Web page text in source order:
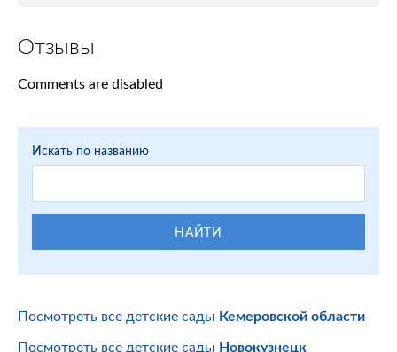
Отзывы
Comments are disabled
Искать по названию
НАЙТИ
Посмотреть все детские сады Кемеровской области
Посмотреть все детские сады Новокузнецк